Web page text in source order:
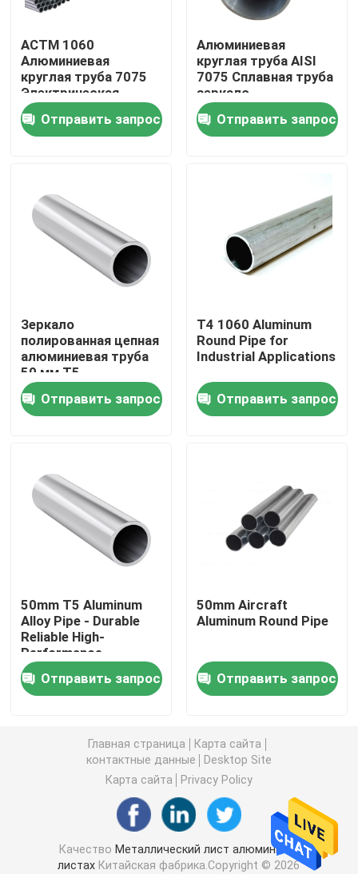
Дом
Товары
О нас
Тур по фабрике
Свяжитесь с нами
Сделать запрос
алюминиевая катушка листа
Алюминиевая круглая труба
Алюминиевый круглый бар
Лист углерода стальной
Тонкие алюминиевые прокладки
круглый алюминиевый лист
Алюминиевая трубка катушки
АСТМ 1060
Алюминиевая
круглая труба 7075
Электрическая
бесшовная
Отправить запрос
Алюминиевая
круглая труба AISI
7075 Сплавная труба
зеркало
полированное
Отправить запрос
Зеркало
полированная цепная
алюминиевая труба
50 мм T5
порошкообразный
покрытие
Отправить запрос
T4 1060 Aluminum
Round Pipe for
Industrial Applications
Отправить запрос
50mm T5 Aluminum
Alloy Pipe - Durable
Reliable High-
Performance
Отправить запрос
50mm Aircraft
Aluminum Round Pipe
Отправить запрос
Главная страница
Карта сайта
контактные данные
Desktop Site
Карта сайта
Privacy Policy
Качество Металлический лист алюминия в
листах Китайская фабрика.Copyright © 2026